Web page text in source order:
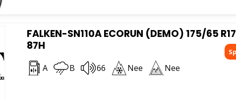
FALKEN-SN110A ECORUN (DEMO) 175/65 R17
87H
A B 66 Nee Nee